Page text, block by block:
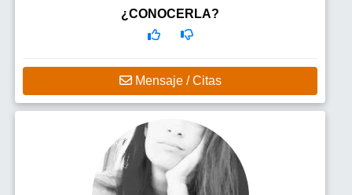
¿CONOCERLA?
Mensaje / Citas